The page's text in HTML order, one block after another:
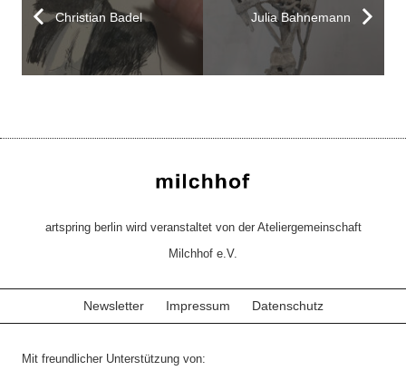
Christian Badel Julia Bahnemann
artspring berlin wird veranstaltet von der Ateliergemeinschaft
Milchhof e.V.
Newsletter Impressum Datenschutz
Mit freundlicher Unterstützung von: